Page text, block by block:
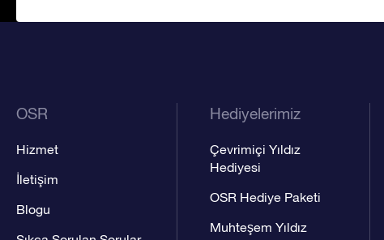
OSR
Hizmet
İletişim
Blogu
Hediyelerimiz
Çevrimiçi Yıldız
Hediyesi
OSR Hediye Paketi
Muhteşem Yıldız